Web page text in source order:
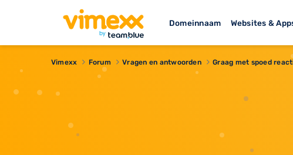
Domeinnaam Websites &
Vimexx Forum Vragen en antwoorden Graag met spoed